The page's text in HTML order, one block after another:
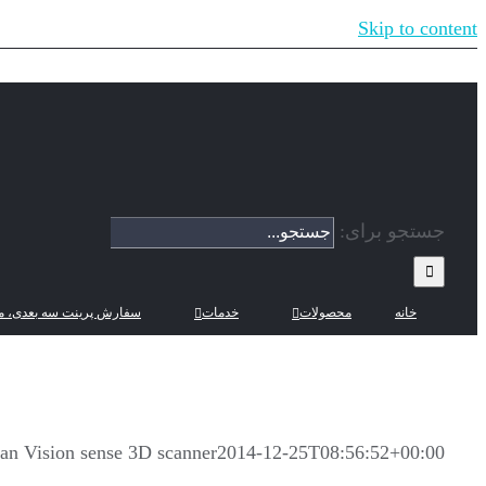
Skip to content
جستجو برای:
خانه محصولات خدمات سفارش پرینت سه بعدی،
Vision sense 3D scanner2014-12-25T08:56:52+00:00